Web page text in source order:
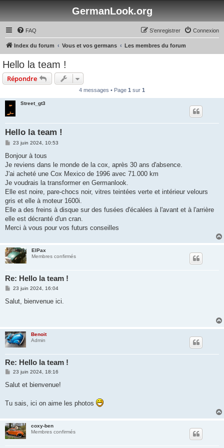
GermanLook.org
FAQ Connexion
S’enregistrer
Index du forum Vous et vos germans Les membres du forum
Hello la team !
Répondre
4 messages • Page 1 sur 1
Street_gt3
Hello la team !
M
s
a
g
23 juin 2024, 10:53
Bonjour à tous
Je reviens dans le monde de la cox, après 30 ans d'absence.
J'ai acheté une Cox Mexico de 1996 avec 71.000 km
Je voudrais la transformer en Germanlook.
Elle est noire, pare-chocs noir, vitres teintées verte et intérieur velours
gris et elle à moteur 1600i.
Elle a des freins à disque sur des fusées d'écalées à l'avant et à l'arrière
elle est décranté d'un cran.
Merci à vous pour vos futurs conseilles
ElPax
Membres confirmés
Re: Hello la team !
M
s
23 juin 2024, 16:04
Salut, bienvenue ici.
Benoit
Admin
Re: Hello la team !
M
s
g
e
23 juin 2024, 18:16
Salut et bienvenue!
Tu sais, ici on aime les photos
coxy-ben
Membres confirmés